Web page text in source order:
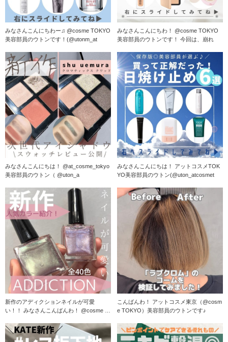
みなさんこんにちわー♫ @cosme TOKYO
美容部員のウトンです！(@utonm_at
みなさんこんにちわ！ @cosme TOKYO
美容部員のウトンです！ 今回は、崩れ
みなさんこんにちは！ @at_cosme_tokyo
美容部員のウトン（ @uton_a
みなさんこんにちは！ アットコスメTOK
YO美容部員のウトン(@uton_atcosmet
新作のアディクションネイルが可愛
い！！ みなさんこんばんわ！ @cosme T
こんばんわ！ アットコスメ東京（@cosm
e TOKYO）美容部員のウトンです♪